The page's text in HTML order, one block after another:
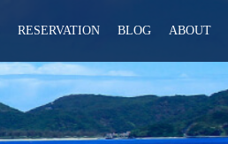
RESERVATION BLOG ABOUT